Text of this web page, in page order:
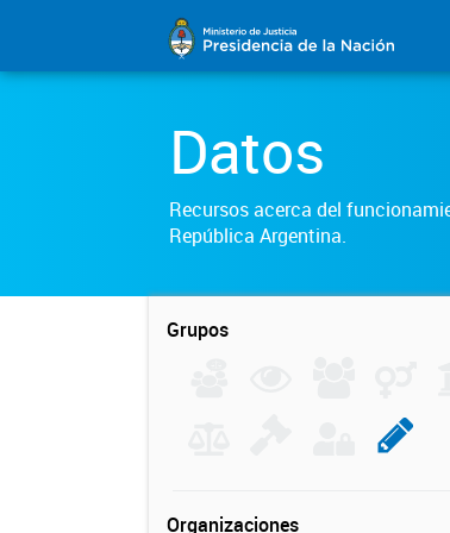
Datos
Recursos acerca del
República Argentina.
Grupos
Organizaciones